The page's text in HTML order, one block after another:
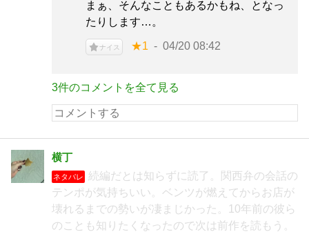
まぁ、そんなこともあるかもね、となっ
たりします…。
ナイス ★1 04/20 08:42
3件のコメントを全て見る
横丁
ネタバレ
続編だとは知らずに読了。関西弁の会話の
テンポが気持ちいい。ベンツが燃えてからお店が
壊れるまでの勢いが凄まじかった。10年前の彼ら
のことも知りたくなったので次は前作を読もう。